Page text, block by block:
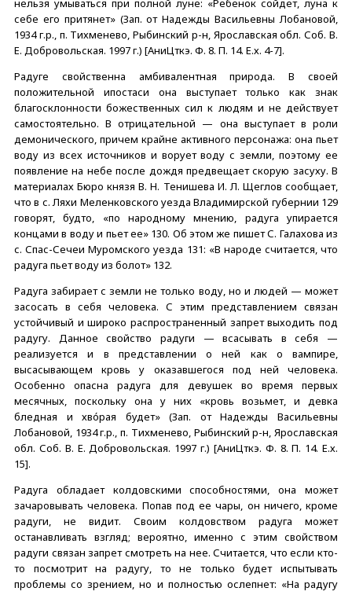
нельзя умываться при полной луне: «Ребенок сойдет, луна к
себе его притянет» (Зап. от Надежды Васильевны Лобановой,
1934 г.р., п. Тихменево, Рыбинский р-н, Ярославская обл. Соб. В.
Е. Добровольская. 1997 г.) [АниЦткэ. Ф. 8. П. 14. Е.х. 4-7].
Радуге свойственна амбивалентная природа. В своей
положительной ипостаси она выступает только как знак
благосклонности божественных сил к людям и не действует
самостоятельно. В отрицательной — она выступает в роли
демонического, причем крайне активного персонажа: она пьет
воду из всех источников и ворует воду с земли, поэтому ее
появление на небе после дождя предвещает скорую засуху. В
материалах Бюро князя В. Н. Тенишева И. Л. Щеглов сообщает,
что в с. Ляхи Меленковского уезда Владимирской губернии 129
говорят, будто, «по народному мнению, радуга упирается
концами в воду и пьет ее» 130. Об этом же пишет С. Галахова из
с. Спас-Сечеи Муромского уезда 131: «В народе считается, что
радуга пьет воду из болот» 132.
Радуга забирает с земли не только воду, но и людей — может
засосать в себя человека. С этим представлением связан
устойчивый и широко распространенный запрет выходить под
радугу. Данное свойство радуги — всасывать в себя —
реализуется и в представлении о ней как о вампире,
высасывающем кровь у оказавшегося под ней человека.
Особенно опасна радуга для девушек во время первых
месячных, поскольку она у них «кровь возьмет, и девка
бледная и хвóрая будет» (Зап. от Надежды Васильевны
Лобановой, 1934 г.р., п. Тихменево, Рыбинский р-н, Ярославская
обл. Соб. В. Е. Добровольская. 1997 г.) [АниЦткэ. Ф. 8. П. 14. Е.х.
15].
Радуга обладает колдовскими способностями, она может
зачаровывать человека. Попав под ее чары, он ничего, кроме
радуги, не видит. Своим колдовством радуга может
останавливать взгляд; вероятно, именно с этим свойством
радуги связан запрет смотреть на нее. Считается, что если кто-
то посмотрит на радугу, то не только будет испытывать
проблемы со зрением, но и полностью ослепнет: «На радугу